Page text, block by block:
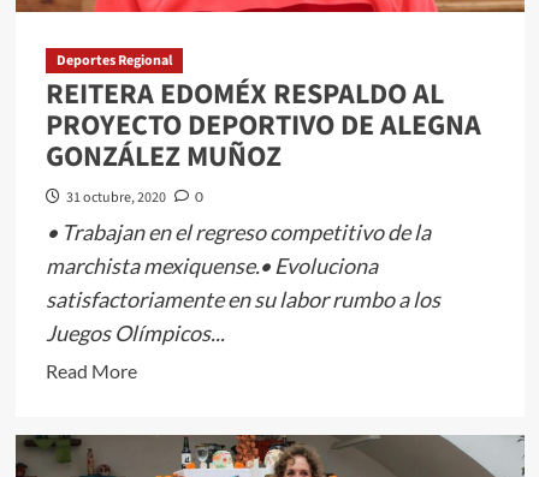
RECOMENDACIONES
PARA
FORTALECER
LA
SALUD
MENTAL
Deportes Regional
REITERA EDOMÉX RESPALDO AL
PROYECTO DEPORTIVO DE ALEGNA
GONZÁLEZ MUÑOZ
31 octubre, 2020 0
• Trabajan en el regreso competitivo de la
marchista mexiquense.• Evoluciona
satisfactoriamente en su labor rumbo a los
Juegos Olímpicos...
Read MoreRead
about
REITERA